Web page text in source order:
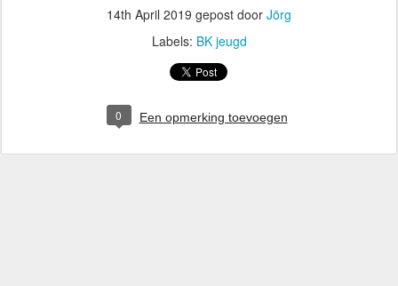
14th April 2019 gepost door Jörg
Labels: BK jeugd
0 Een opmerking toevoegen